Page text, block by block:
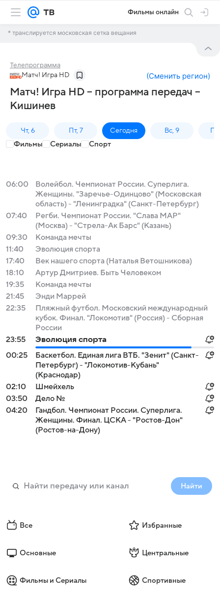
Фильмы онлайн
* транслируется московская сетка вещания
Телепрограмма
Матч! Игра HD (Сменить регион)
Матч! Игра HD – программа передач –
Кишинев
Чт, 6 Пт, 7 Сегодня Вс, 9
Фильмы Сериалы Спорт
06:00
Волейбол. Чемпионат России. Суперлига.
Женщины. "Заречье-Одинцово" (Московская
область) - "Ленинградка" (Санкт-Петербург)
07:40
Регби. Чемпионат России. "Слава МАР"
(Москва) - "Стрела-Ак Барс" (Казань)
09:30
Команда мечты
11:40
Эволюция спорта
17:40
Век нашего спорта (Наталья Ветошникова)
18:10
Артур Дмитриев. Быть Человеком
19:35
Команда мечты
21:45
Энди Маррей
22:35
Пляжный футбол. Московский международный
кубок. Финал. "Локомотив" (Россия) - Сборная
России
23:55
Эволюция спорта
00:25
Баскетбол. Единая лига ВТБ. "Зенит" (Санкт-
Петербург) - "Локомотив-Кубань"
(Краснодар)
02:10
Шмейхель
03:50
Дело №
04:20
Гандбол. Чемпионат России. Суперлига.
Женщины. Финал. ЦСКА - "Ростов-Дон"
(Ростов-на-Дону)
Найти
Все Избранные
Основные Центральные
Фильмы и Сериалы Спортивные